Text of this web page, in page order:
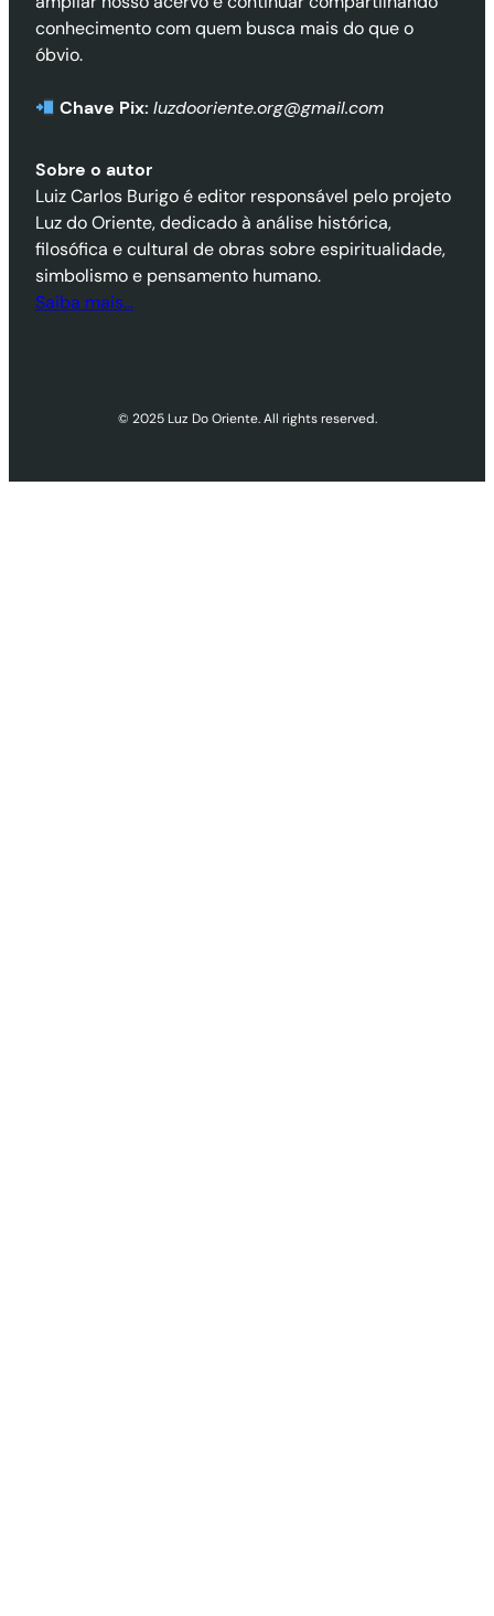
conhecimento com quem busca mais do que o
óbvio.
Chave Pix: luzdooriente.org@gmail.com
Sobre o autor
Luiz Carlos Burigo é editor responsável pelo projeto
Luz do Oriente, dedicado à análise histórica,
filosófica e cultural de obras sobre espiritualidade,
simbolismo e pensamento humano.
Saiba mais…
© 2025 Luz Do Oriente. All rights reserved.